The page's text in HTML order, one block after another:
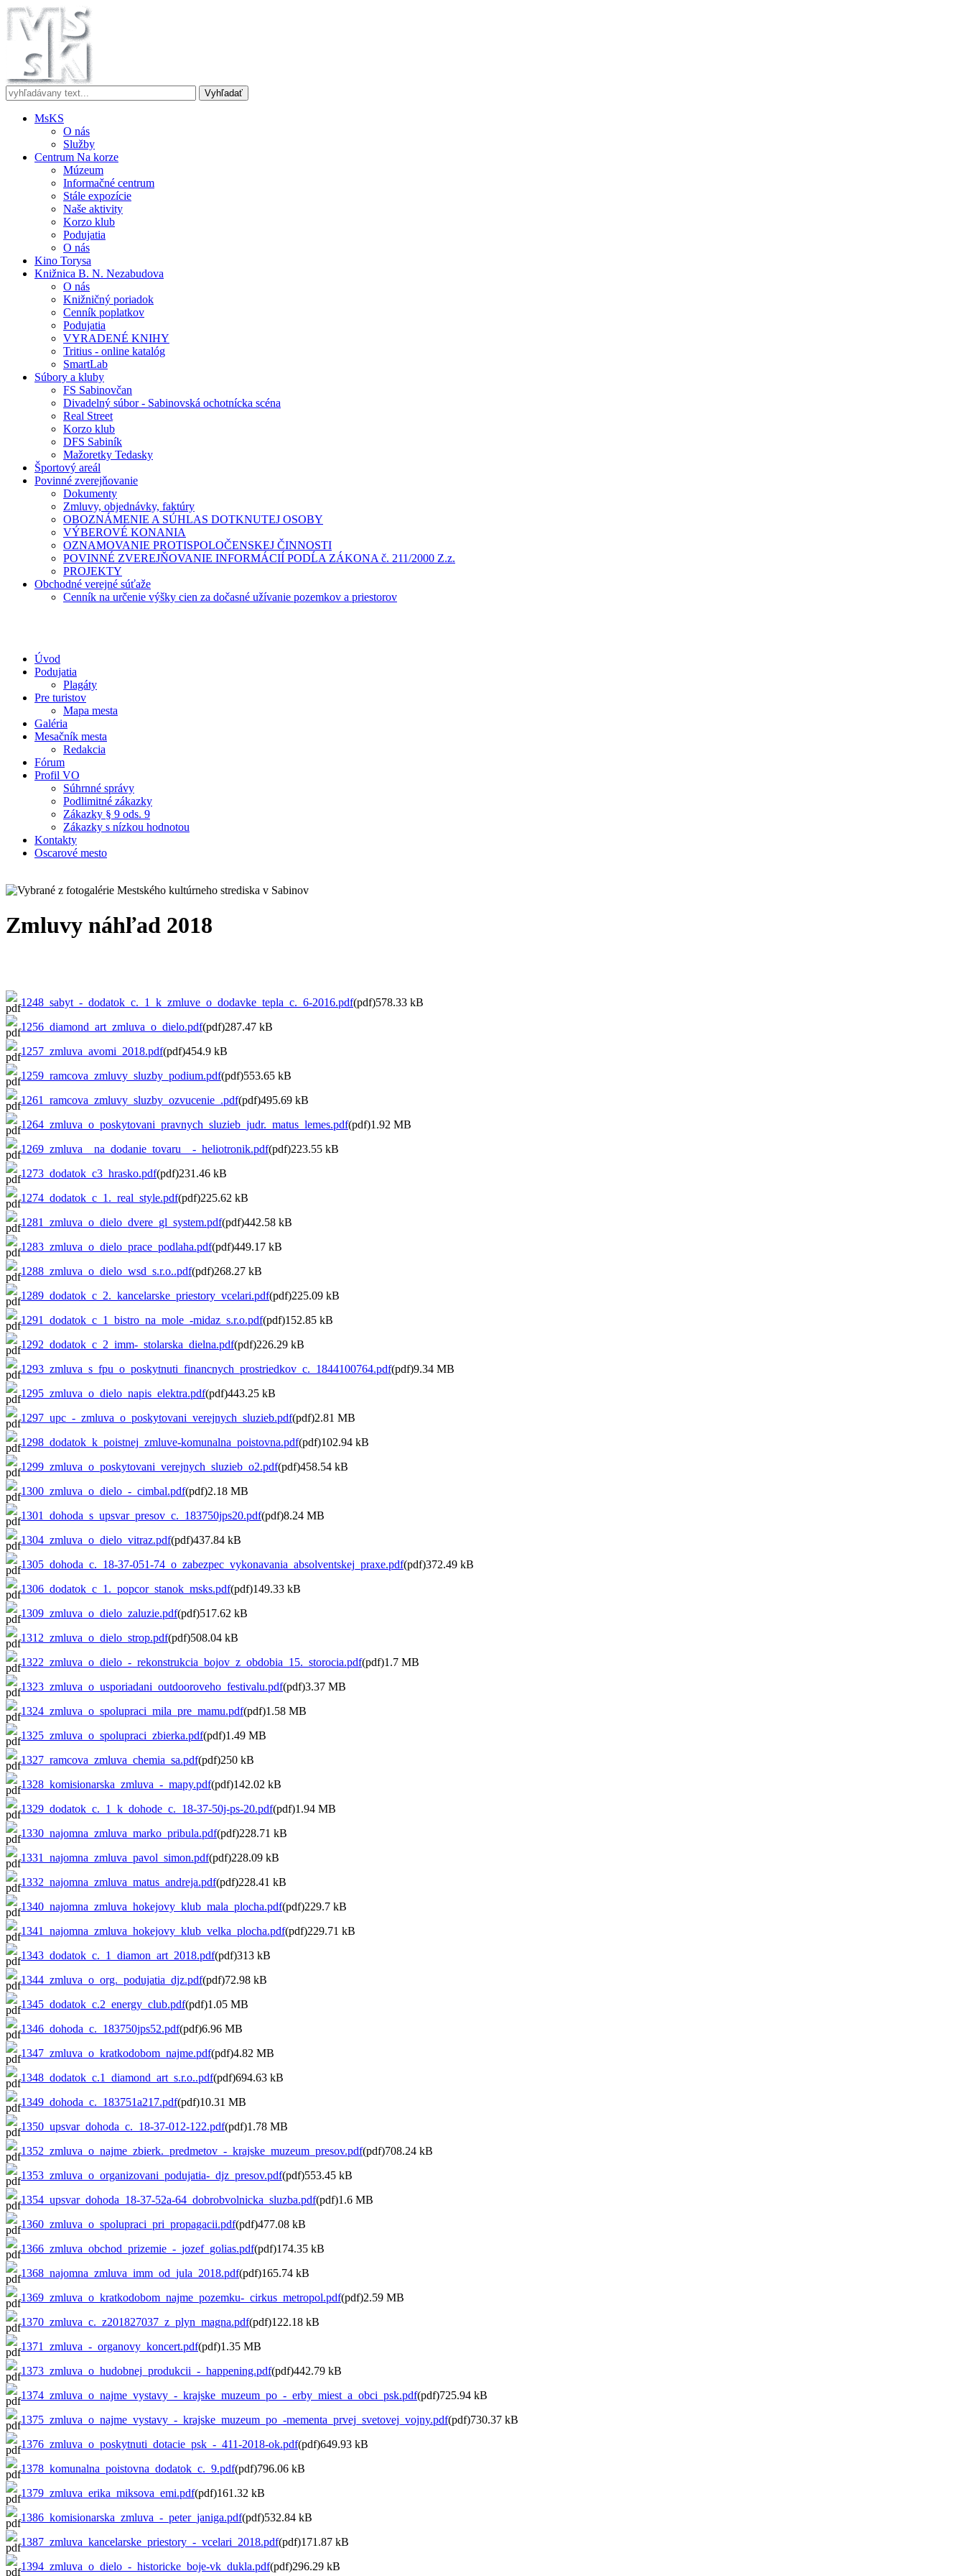
MsKS
O nás
Služby
Centrum Na korze
Múzeum
Informačné centrum
Stále expozície
Naše aktivity
Korzo klub
Podujatia
O nás
Kino Torysa
Knižnica B. N. Nezabudova
O nás
Knižničný poriadok
Cenník poplatkov
Podujatia
VYRADENÉ KNIHY
Tritius - online katalóg
SmartLab
Súbory a kluby
FS Sabinovčan
Divadelný súbor - Sabinovská ochotnícka scéna
Real Street
Korzo klub
DFS Sabiník
Mažoretky Tedasky
Športový areál
Povinné zverejňovanie
Dokumenty
Zmluvy, objednávky, faktúry
OBOZNÁMENIE A SÚHLAS DOTKNUTEJ OSOBY
VÝBEROVÉ KONANIA
OZNAMOVANIE PROTISPOLOČENSKEJ ČINNOSTI
POVINNÉ ZVEREJŇOVANIE INFORMÁCIÍ PODĹA ZÁKONA č. 211/2000 Z.z.
PROJEKTY
Obchodné verejné súťaže
Cenník na určenie výšky cien za dočasné užívanie pozemkov a priestorov
Úvod
Podujatia
Plagáty
Pre turistov
Mapa mesta
Galéria
Mesačník mesta
Redakcia
Fórum
Profil VO
Súhrnné správy
Podlimitné zákazky
Zákazky § 9 ods. 9
Zákazky s nízkou hodnotou
Kontakty
Oscarové mesto
Zmluvy náhľad 2018
1248_sabyt_-_dodatok_c._1_k_zmluve_o_dodavke_tepla_c._6-2016.pdf(pdf)578.33 kB
1256_diamond_art_zmluva_o_dielo.pdf(pdf)287.47 kB
1257_zmluva_avomi_2018.pdf(pdf)454.9 kB
1259_ramcova_zmluvy_sluzby_podium.pdf(pdf)553.65 kB
1261_ramcova_zmluvy_sluzby_ozvucenie_.pdf(pdf)495.69 kB
1264_zmluva_o_poskytovani_pravnych_sluzieb_judr._matus_lemes.pdf(pdf)1.92 MB
1269_zmluva__na_dodanie_tovaru__-_heliotronik.pdf(pdf)223.55 kB
1273_dodatok_c3_hrasko.pdf(pdf)231.46 kB
1274_dodatok_c_1._real_style.pdf(pdf)225.62 kB
1281_zmluva_o_dielo_dvere_gl_system.pdf(pdf)442.58 kB
1283_zmluva_o_dielo_prace_podlaha.pdf(pdf)449.17 kB
1288_zmluva_o_dielo_wsd_s.r.o..pdf(pdf)268.27 kB
1289_dodatok_c_2._kancelarske_priestory_vcelari.pdf(pdf)225.09 kB
1291_dodatok_c_1_bistro_na_mole_-midaz_s.r.o.pdf(pdf)152.85 kB
1292_dodatok_c_2_imm-_stolarska_dielna.pdf(pdf)226.29 kB
1293_zmluva_s_fpu_o_poskytnuti_financnych_prostriedkov_c._1844100764.pdf(pdf)9.34 MB
1295_zmluva_o_dielo_napis_elektra.pdf(pdf)443.25 kB
1297_upc_-_zmluva_o_poskytovani_verejnych_sluzieb.pdf(pdf)2.81 MB
1298_dodatok_k_poistnej_zmluve-komunalna_poistovna.pdf(pdf)102.94 kB
1299_zmluva_o_poskytovani_verejnych_sluzieb_o2.pdf(pdf)458.54 kB
1300_zmluva_o_dielo_-_cimbal.pdf(pdf)2.18 MB
1301_dohoda_s_upsvar_presov_c._183750jps20.pdf(pdf)8.24 MB
1304_zmluva_o_dielo_vitraz.pdf(pdf)437.84 kB
1305_dohoda_c._18-37-051-74_o_zabezpec_vykonavania_absolventskej_praxe.pdf(pdf)372.49 kB
1306_dodatok_c_1._popcor_stanok_msks.pdf(pdf)149.33 kB
1309_zmluva_o_dielo_zaluzie.pdf(pdf)517.62 kB
1312_zmluva_o_dielo_strop.pdf(pdf)508.04 kB
1322_zmluva_o_dielo_-_rekonstrukcia_bojov_z_obdobia_15._storocia.pdf(pdf)1.7 MB
1323_zmluva_o_usporiadani_outdooroveho_festivalu.pdf(pdf)3.37 MB
1324_zmluva_o_spolupraci_mila_pre_mamu.pdf(pdf)1.58 MB
1325_zmluva_o_spolupraci_zbierka.pdf(pdf)1.49 MB
1327_ramcova_zmluva_chemia_sa.pdf(pdf)250 kB
1328_komisionarska_zmluva_-_mapy.pdf(pdf)142.02 kB
1329_dodatok_c._1_k_dohode_c._18-37-50j-ps-20.pdf(pdf)1.94 MB
1330_najomna_zmluva_marko_pribula.pdf(pdf)228.71 kB
1331_najomna_zmluva_pavol_simon.pdf(pdf)228.09 kB
1332_najomna_zmluva_matus_andreja.pdf(pdf)228.41 kB
1340_najomna_zmluva_hokejovy_klub_mala_plocha.pdf(pdf)229.7 kB
1341_najomna_zmluva_hokejovy_klub_velka_plocha.pdf(pdf)229.71 kB
1343_dodatok_c._1_diamon_art_2018.pdf(pdf)313 kB
1344_zmluva_o_org._podujatia_djz.pdf(pdf)72.98 kB
1345_dodatok_c.2_energy_club.pdf(pdf)1.05 MB
1346_dohoda_c._183750jps52.pdf(pdf)6.96 MB
1347_zmluva_o_kratkodobom_najme.pdf(pdf)4.82 MB
1348_dodatok_c.1_diamond_art_s.r.o..pdf(pdf)694.63 kB
1349_dohoda_c._183751a217.pdf(pdf)10.31 MB
1350_upsvar_dohoda_c._18-37-012-122.pdf(pdf)1.78 MB
1352_zmluva_o_najme_zbierk._predmetov_-_krajske_muzeum_presov.pdf(pdf)708.24 kB
1353_zmluva_o_organizovani_podujatia-_djz_presov.pdf(pdf)553.45 kB
1354_upsvar_dohoda_18-37-52a-64_dobrobvolnicka_sluzba.pdf(pdf)1.6 MB
1360_zmluva_o_spolupraci_pri_propagacii.pdf(pdf)477.08 kB
1366_zmluva_obchod_prizemie_-_jozef_golias.pdf(pdf)174.35 kB
1368_najomna_zmluva_imm_od_jula_2018.pdf(pdf)165.74 kB
1369_zmluva_o_kratkodobom_najme_pozemku-_cirkus_metropol.pdf(pdf)2.59 MB
1370_zmluva_c._z201827037_z_plyn_magna.pdf(pdf)122.18 kB
1371_zmluva_-_organovy_koncert.pdf(pdf)1.35 MB
1373_zmluva_o_hudobnej_produkcii_-_happening.pdf(pdf)442.79 kB
1374_zmluva_o_najme_vystavy_-_krajske_muzeum_po_-_erby_miest_a_obci_psk.pdf(pdf)725.94 kB
1375_zmluva_o_najme_vystavy_-_krajske_muzeum_po_-mementa_prvej_svetovej_vojny.pdf(pdf)730.37 kB
1376_zmluva_o_poskytnuti_dotacie_psk_-_411-2018-ok.pdf(pdf)649.93 kB
1378_komunalna_poistovna_dodatok_c._9.pdf(pdf)796.06 kB
1379_zmluva_erika_miksova_emi.pdf(pdf)161.32 kB
1386_komisionarska_zmluva_-_peter_janiga.pdf(pdf)532.84 kB
1387_zmluva_kancelarske_priestory_-_vcelari_2018.pdf(pdf)171.87 kB
1394_zmluva_o_dielo_-_historicke_boje-vk_dukla.pdf(pdf)296.29 kB